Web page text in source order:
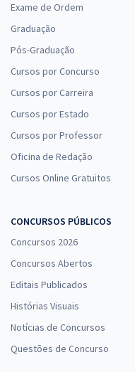
Exame de Ordem
Graduação
Pós-Graduação
Cursos por Concurso
Cursos por Carreira
Cursos por Estado
Cursos por Professor
Oficina de Redação
Cursos Online Gratuitos
CONCURSOS PÚBLICOS
Concursos 2026
Concursos Abertos
Editais Publicados
Histórias Visuais
Notícias de Concursos
Questões de Concurso